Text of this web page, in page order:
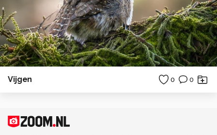
Vijgen 0 0